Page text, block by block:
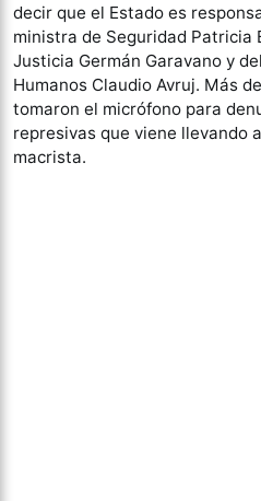
decir que el Estado es
ministra de Seguridad Patricia
Justicia Germán Garavano y
Humanos Claudio Avruj. Más
tomaron el micrófono para
represivas que viene llevando
macrista.